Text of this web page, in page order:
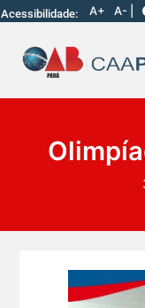
Acessibilidade: A+ A- |